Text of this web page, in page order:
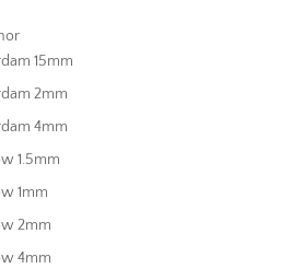
15mm
2mm
4mm
1.5mm
1mm
2mm
4mm